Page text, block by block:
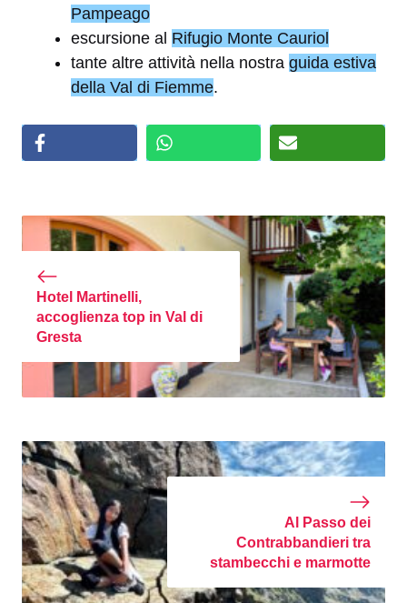
Pampeago
escursione al Rifugio Monte Cauriol
tante altre attività nella nostra guida estiva
della Val di Fiemme.
Hotel Martinelli,
accoglienza top in Val di
Gresta
Al Passo dei
Contrabbandieri tra
stambecchi e marmotte